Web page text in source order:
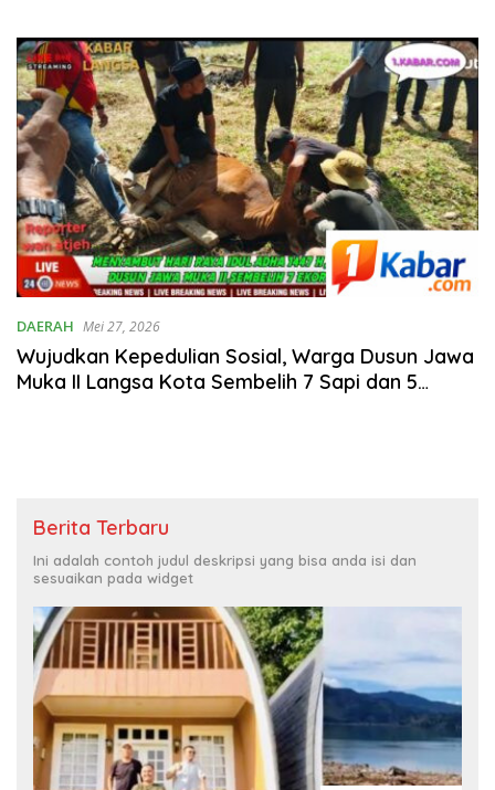
DAERAH Mei 27, 2026
Wujudkan Kepedulian Sosial, Warga Dusun Jawa
Muka II Langsa Kota Sembelih 7 Sapi dan 5
Berita Terbaru
Ini adalah contoh judul deskripsi yang bisa anda isi dan
sesuaikan pada widget